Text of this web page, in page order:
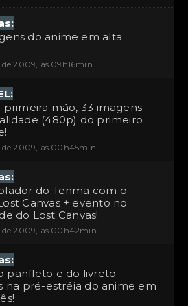
do anime em alta
2009, as 09h16min
primeira mão, 33 imagens
(480p) do primeiro
de 2009, as 00h45min
do Tenma com o
Canvas + evento no
do Lost Canvas!
de 2009, as 00h42min
panfleto e do livreto
na pré-estréia do anime em